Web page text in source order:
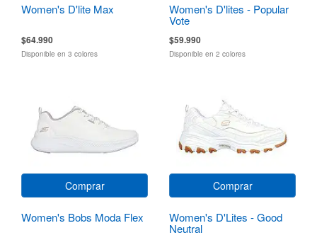
Women's D'lite Max
$64.990
Disponible en 3 colores
Women's D'lites - Popular
Vote
$59.990
Disponible en 2 colores
Comprar
Women's Bobs Moda Flex
Comprar
Women's D'Lites - Good
Neutral